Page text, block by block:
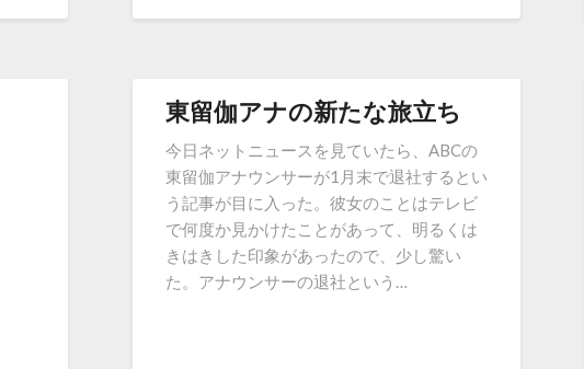
東留伽アナの新たな旅立ち
今日ネットニュースを見ていたら、ABCの
東留伽アナウンサーが1月末で退社するとい
う記事が目に入った。彼女のことはテレビ
で何度か見かけたことがあって、明るくは
きはきした印象があったので、少し驚い
た。アナウンサーの退社という…